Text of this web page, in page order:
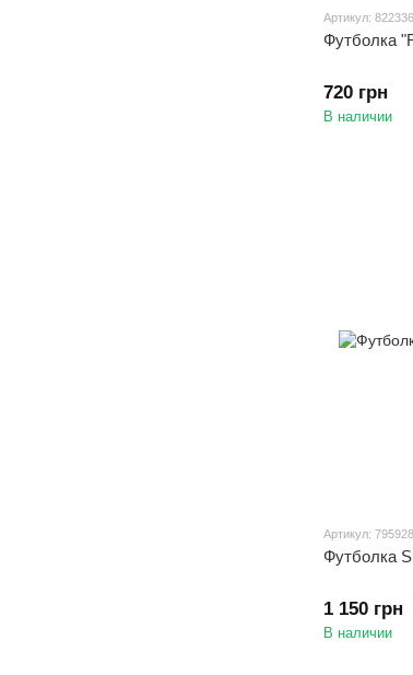
Артикул:
Футболка
720 грн
В наличии
Артикул:
Футболка
1 150 грн
В наличии